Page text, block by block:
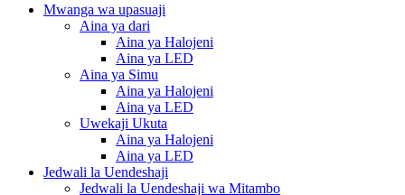
Mwanga wa upasuaji
Aina ya dari
Aina ya Halojeni
Aina ya LED
Aina ya Simu
Aina ya Halojeni
Aina ya LED
Uwekaji Ukuta
Aina ya Halojeni
Aina ya LED
Jedwali la Uendeshaji
Jedwali la Uendeshaji wa Mitambo